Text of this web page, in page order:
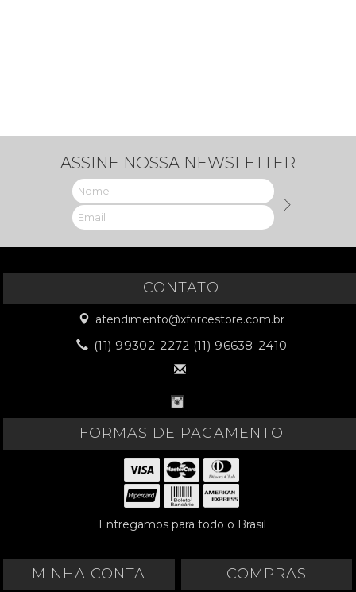
ASSINE NOSSA NEWSLETTER
CONTATO
atendimento@xforcestore.com.br
(11) 99302-2272 (11) 96638-2410
FORMAS DE PAGAMENTO
Entregamos para todo o Brasil
MINHA CONTA COMPRAS